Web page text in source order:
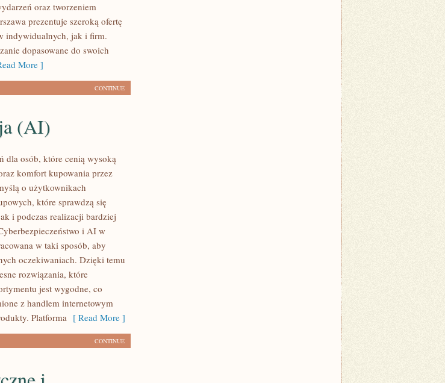
oraz tworzeniem
prezentuje szeroką ofertę
indywidualnych, jak i firm.
dopasowane do swoich
More ]
CONTINUE
(AI)
dla osób, które cenią wysoką
komfort kupowania przez
o użytkownikach
które sprawdzą się
i podczas realizacji bardziej
i AI w
w taki sposób, aby
oczekiwaniach. Dzięki temu
rozwiązania, które
jest wygodne, co
z handlem internetowym
Platforma [ Read More ]
CONTINUE